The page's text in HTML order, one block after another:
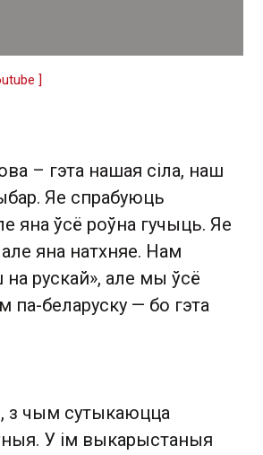
]
– гэта нашая сіла, наш
Яе спрабуюць
яна ўсё роўна гучыць. Яе
яна натхняе. Нам
рускай», але мы ўсё
па-беларуску — бо гэта
з чым сутыкаюцца
У ім выкарыстаныя